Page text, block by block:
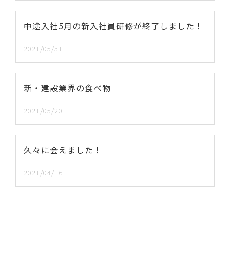
中途入社5月の新入社員研修が終了しました！
2021/05/31
新・建設業界の食べ物
2021/05/20
久々に会えました！
2021/04/16